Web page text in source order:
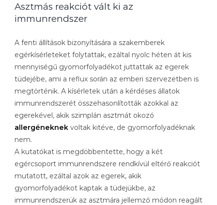
Asztmás reakciót vált ki az
immunrendszer
A fenti állítások bizonyítására a szakemberek
egérkísérleteket folytattak, ezáltal nyolc héten át kis
mennyiségű gyomorfolyadékot juttattak az egerek
tüdejébe, ami a reflux során az emberi szervezetben is
megtörténik. A kísérletek után a kérdéses állatok
immunrendszerét összehasonlították azokkal az
egerekével, akik szimplán asztmát okozó
allergéneknek voltak kitéve, de gyomorfolyadéknak
nem.
A kutatókat is megdöbbentette, hogy a két
egércsoport immunrendszere rendkívül eltérő reakciót
mutatott, ezáltal azok az egerek, akik
gyomorfolyadékot kaptak a tüdejükbe, az
immunrendszerük az asztmára jellemző módon reagált